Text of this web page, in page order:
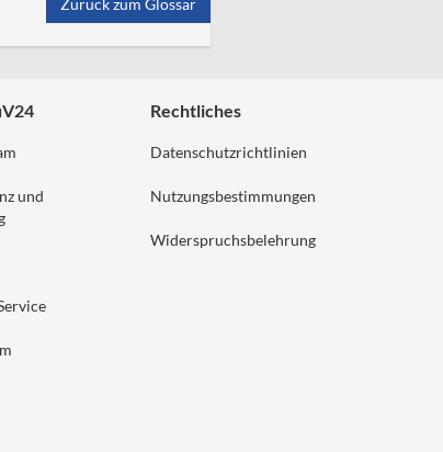
Zurück zum Glossar
und
Rechtliches
Datenschutzrichtlinien
Nutzungsbestimmungen
Widerspruchsbelehrung